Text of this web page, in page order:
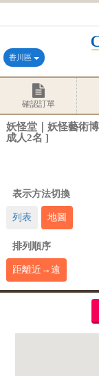
香川區
確認訂單
妖怪堂｜妖怪藝術
成人2名 ]
表示方法切換
列表 地圖
排列順序
距離近→遠